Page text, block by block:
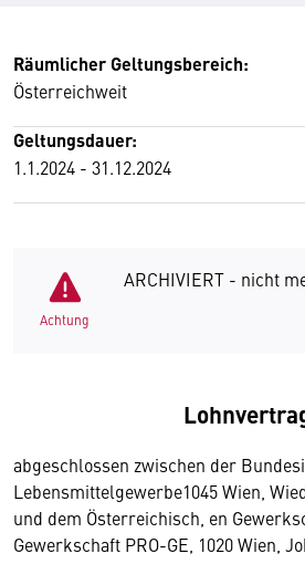
Räumlicher Geltungsbereich:
Österreichweit
Geltungsdauer:
1.1.2024 - 31.12.2024
Achtung
ARCHIVIERT - nicht
abgeschlossen zwischen der
Lebensmittelgewerbe1045 Wien,
und dem Österreichisch, en
Gewerkschaft PRO-GE, 1020 Wien,